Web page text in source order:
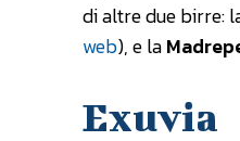
di altre due birre:
web), e la
Exuvia